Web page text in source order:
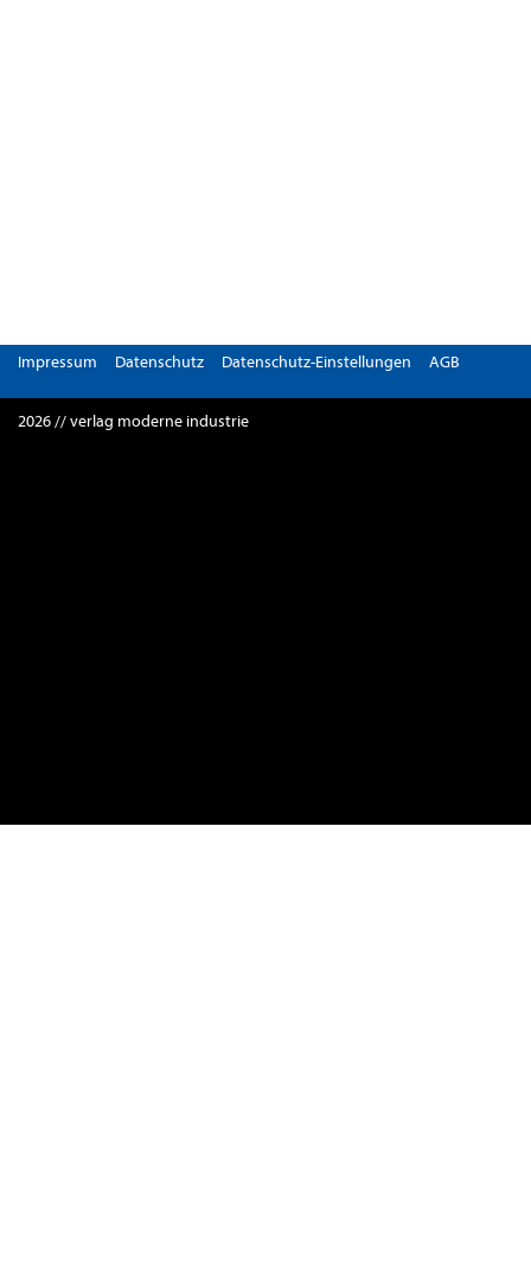
Impressum Datenschutz Datenschutz-Einstellungen AGB
2026 // verlag moderne industrie